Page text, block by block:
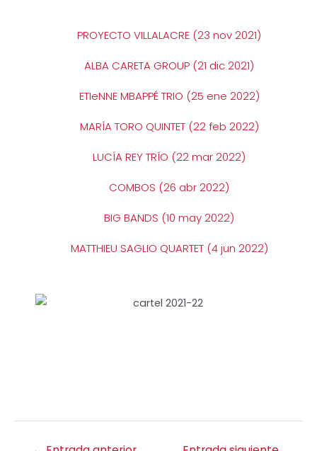
PROYECTO VILLALACRE (23 nov 2021)
ALBA CARETA GROUP (21 dic 2021)
ETIeNNE MBAPPÉ TRIO (25 ene 2022)
MARÍA TORO QUINTET (22 feb 2022)
LUCÍA REY TRÍO (22 mar 2022)
COMBOS (26 abr 2022)
BIG BANDS (10 may 2022)
MATTHIEU SAGLIO QUARTET (4 jun 2022)